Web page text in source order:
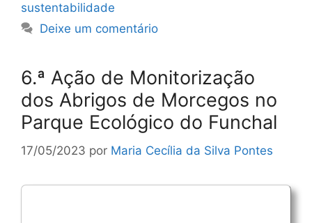
sustentabilidade
Deixe um comentário
6.ª Ação de Monitorização
dos Abrigos de Morcegos no
Parque Ecológico do Funchal
17/05/2023 por Maria Cecília da Silva Pontes